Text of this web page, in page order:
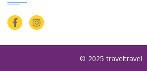
© 2025 traveltravel